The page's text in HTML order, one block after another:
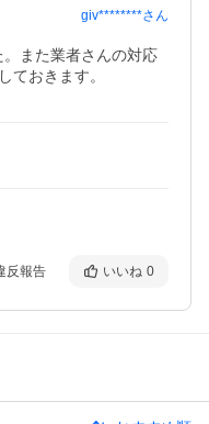
giv********さん
また業者さんの対応
ておきます。
反報告 いいね 0